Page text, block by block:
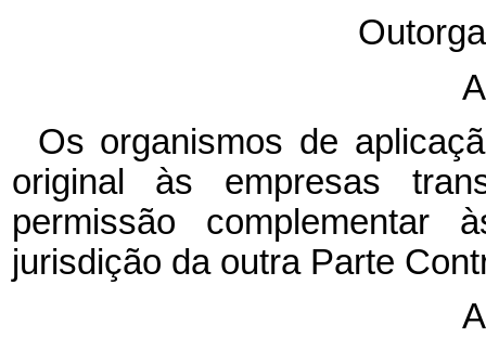
Os organismos de
original às empresas
permissão complementar
jurisdição da outra Parte